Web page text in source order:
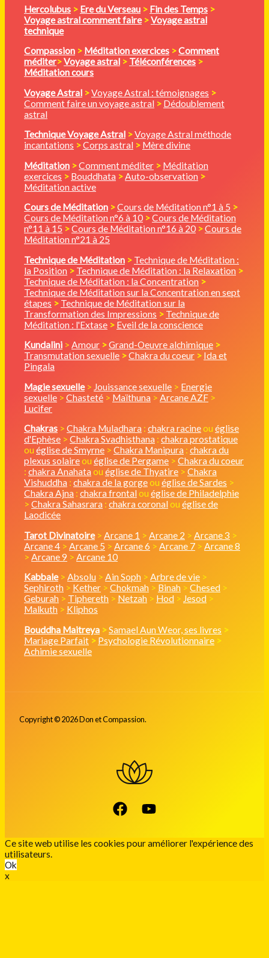
Hercolubus > Ere du Verseau > Fin des Temps >
Voyage astral comment faire >Voyage astral
technique
Compassion > Méditationexercices >Comment
méditer>Voyage astral > Téléconférences >
Méditation cours
Voyage Astral >Voyage Astral : témoignages >
Comment faire un voyage astral > Dédoublement
astral
Technique Voyage Astral >Voyage Astral méthode
incantations >Corps astral > Mère divine
Méditation >Comment méditer > Méditation
exercices > Bouddhata >Auto-observation >
Méditation active
Cours de Méditation >Cours de Méditation n°1 à 5 >
Cours de Méditation n°6 à 10 >Cours de Méditation
n°11 à 15 >Cours de Méditation n°16 à 20 >Cours de
Méditation n°21 à 25
Technique de Méditation > Technique de Méditation :
la Position > Technique de Méditation : la Relaxation >
Technique de Méditation : la Concentration >
Technique de Méditation sur la Concentration en sept
étapes > Technique de Méditation sur la
Transformation des Impressions > Technique de
Méditation : l'Extase > Eveil de la conscience
Kundalini > Amour >Grand-Oeuvre alchimique >
Transmutation sexuelle >Chakra du coeur > Ida et
Pingala
Magie sexuelle> Jouissance sexuelle > Energie
sexuelle > Chasteté > Maïthuna > Arcane AZF >
Lucifer
Chakras > Chakra Muladhara : chakra racineou église
d'Ephèse > Chakra Svadhisthana : chakra prostatique
ou église de Smyrne > Chakra Manipura : chakra du
plexus solaireou église de Pergame > Chakra du coeur
: chakra Anahata ou église de Thyatire > Chakra
Vishuddha : chakra de la gorgeou église de Sardes >
Chakra Ajna : chakra frontalou église de Philadelphie
> Chakra Sahasrara : chakra coronal ou église de
Laodicée
Tarot Divinatoire > Arcane 1 > Arcane 2 > Arcane 3 >
Arcane 4 > Arcane 5 > Arcane 6 > Arcane 7 > Arcane 8
> Arcane 9 > Arcane 10
Kabbale> Absolu > Ain Soph > Arbre de vie >
Sephiroth > Kether > Chokmah > Binah > Chesed >
Geburah > Tiphereth > Netzah > Hod > Jesod >
Malkuth > Kliphos
Bouddha Maitreya >Samael Aun Weor, ses livres >
Mariage Parfait > Psychologie Révolutionnaire >
Achimie sexuelle
Copyright © 2026 Don et Compassion.
Ce site web utilise les cookies pour améliorer l'expérience des
utilisateurs.
Ok
x